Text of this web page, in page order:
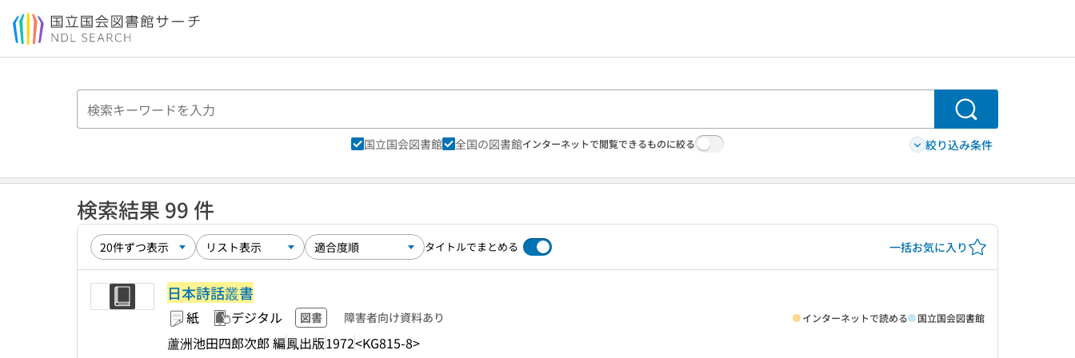
本文へ移動
検索
国立国会図書館 全国の図書館インターネットで閲覧できるものに絞る 絞り込み条件
検索結果 99 件
タイトルでまとめる 一括お気に入り
日本詩話叢書
紙 デジタル 図書 障害者向け資料あり
蘆洲池田四郎次郎 編鳳出版1972<KG815-8>
インターネットで読める 国立国会図書館